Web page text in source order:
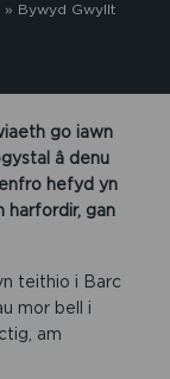
» Bywyd Gwyllt
go iawn
â denu
hefyd yn
harfordir, gan
teithio i Barc
mor bell i
am